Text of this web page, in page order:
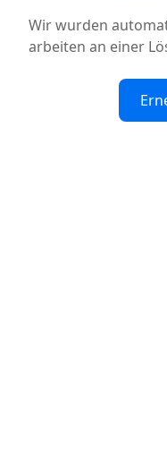
Wir wurden
arbeiten an einer